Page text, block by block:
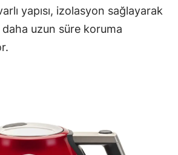
yapısı, izolasyon sağlayarak
daha uzun süre koruma